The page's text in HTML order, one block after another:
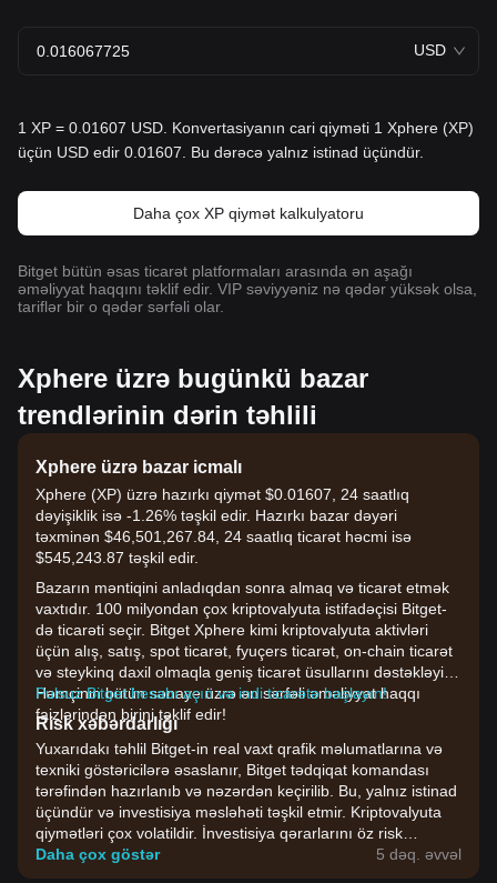
USD
1 XP = 0.01607 USD. Konvertasiyanın cari qiyməti 1 Xphere (XP)
üçün USD edir 0.01607. Bu dərəcə yalnız istinad üçündür.
Daha çox XP qiymət kalkulyatoru
Bitget bütün əsas ticarət platformaları arasında ən aşağı
əməliyyat haqqını təklif edir. VIP səviyyəniz nə qədər yüksək olsa,
tariflər bir o qədər sərfəli olar.
Xphere üzrə bugünkü bazar
trendlərinin dərin təhlili
Xphere üzrə bazar icmalı
Xphere (XP) üzrə hazırkı qiymət $0.01607, 24 saatlıq
dəyişiklik isə -1.26% təşkil edir. Hazırkı bazar dəyəri
təxminən $46,501,267.84, 24 saatlıq ticarət həcmi isə
$545,243.87 təşkil edir.
Bazarın məntiqini anladıqdan sonra almaq və ticarət etmək
vaxtıdır. 100 milyondan çox kriptovalyuta istifadəçisi Bitget-
də ticarəti seçir. Bitget Xphere kimi kriptovalyuta aktivləri
üçün alış, satış, spot ticarət, fyuçers ticarət, on-chain ticarət
və steykinq daxil olmaqla geniş ticarət üsullarını dəstəkləyir.
Həmçinin bütün sənaye üzrə ən sərfəli əməliyyat haqqı
faizlərindən birini təklif edir!
Pulsuz Bitget hesabı açın və indi ticarətə başlayın!
Risk xəbərdarlığı
Yuxarıdakı təhlil Bitget-in real vaxt qrafik məlumatlarına və
texniki göstəricilərə əsaslanır, Bitget tədqiqat komandası
tərəfindən hazırlanıb və nəzərdən keçirilib. Bu, yalnız istinad
üçündür və investisiya məsləhəti təşkil etmir. Kriptovalyuta
qiymətləri çox volatildir. İnvestisiya qərarlarını öz risk
dözümlülüyünüzə əsasən verin.
Daha çox göstər 5 dəq. əvvəl